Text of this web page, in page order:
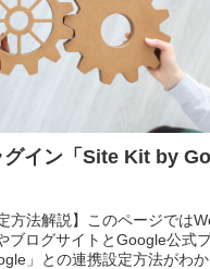
イン「Site Kit by
方法解説】このページでは
ブログサイトとGoogle公式
」との連携設定方法がわか